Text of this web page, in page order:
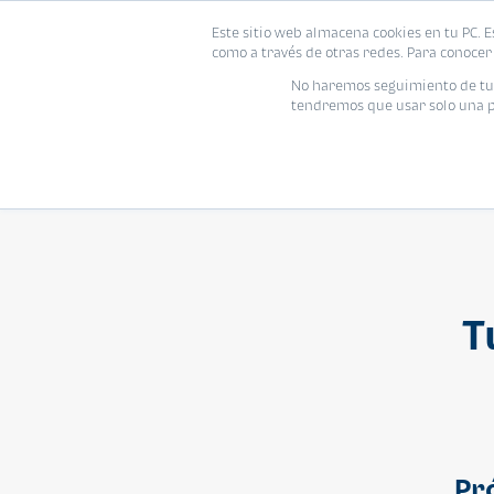
Este sitio web almacena cookies en tu
como a través de otras redes. Para
No haremos seguimiento de
tendremos que usar solo una